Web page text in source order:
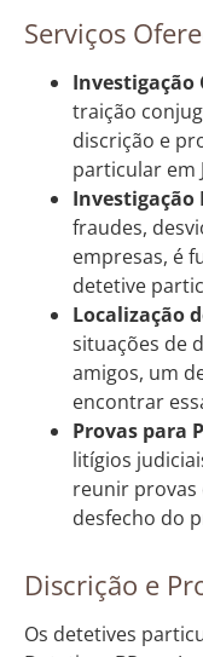
Serviços
Investigação
traição
discrição e
particular em
Investigação
fraudes,
empresas, é
detetive
Localização
situações de
amigos, um
encontrar
Provas para
litígios
reunir provas
desfecho do
Discrição e
Os detetives